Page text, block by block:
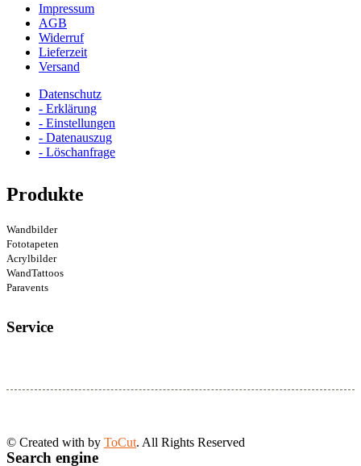
Impressum
AGB
Widerruf
Lieferzeit
Versand
Datenschutz
- Erklärung
- Einstellungen
- Datenauszug
- Löschanfrage
Produkte
Wandbilder
Fototapeten
Acrylbilder
WandTattoos
Paravents
Service
© Created with by ToCut. All Rights Reserved
Search engine